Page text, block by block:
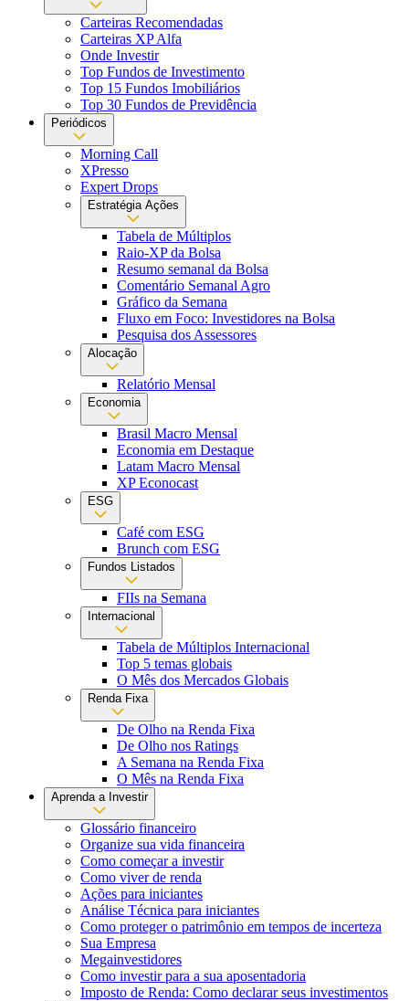
Carteiras Recomendadas
Carteiras XP Alfa
Onde Investir
Top Fundos de Investimento
Top 15 Fundos Imobiliários
Top 30 Fundos de Previdência
Periódicos
Morning Call
XPresso
Expert Drops
Estratégia Ações
Tabela de Múltiplos
Raio-XP da Bolsa
Resumo semanal da Bolsa
Comentário Semanal Agro
Gráfico da Semana
Fluxo em Foco: Investidores na Bolsa
Pesquisa dos Assessores
Alocação
Relatório Mensal
Economia
Brasil Macro Mensal
Economia em Destaque
Latam Macro Mensal
XP Econocast
ESG
Café com ESG
Brunch com ESG
Fundos Listados
FIIs na Semana
Internacional
Tabela de Múltiplos Internacional
Top 5 temas globais
O Mês dos Mercados Globais
Renda Fixa
De Olho na Renda Fixa
De Olho nos Ratings
A Semana na Renda Fixa
O Mês na Renda Fixa
Aprenda a Investir
Glossário financeiro
Organize sua vida financeira
Como começar a investir
Como viver de renda
Ações para iniciantes
Análise Técnica para iniciantes
Como proteger o patrimônio em tempos de incerteza
Sua Empresa
Megainvestidores
Como investir para a sua aposentadoria
Imposto de Renda: Como declarar seus investimentos